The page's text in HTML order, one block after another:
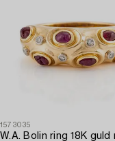
1573035